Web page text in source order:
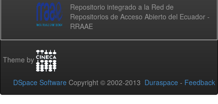
Repositorio integrado a la Red de
Repositorios de Acceso Abierto del Ecuador -
RRAAE
Theme by
DSpace Software Copyright © 2002-2013 Duraspace - Feedback